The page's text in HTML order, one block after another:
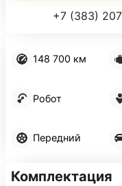
148 700 км
Робот
Передний
+7 (383)
Комплектация